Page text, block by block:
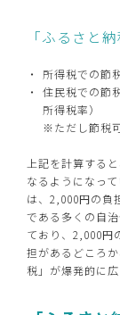
「ふるさと
所得税での節
住民税での節
所得税率）
※ただし節税
上記を計算する
なるようになっ
は、2,000円の負
である多くの自
ており、2,000円
担があるどころ
税」が爆発的に広